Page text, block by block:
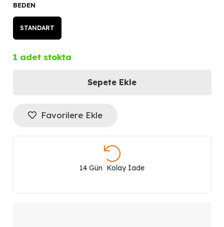
BEDEN
STANDART
1 adet stokta
Kadın
Sepete Ekle
Favorilere Ekle
14 Gün Kolay İade